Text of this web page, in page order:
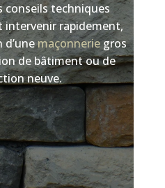
conseils techniques
intervenir rapidement,
d’unemaçonneriegros
de bâtiment ou de
neuve.